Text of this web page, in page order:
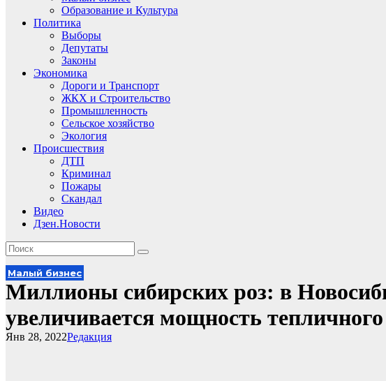
Образование и Культура
Политика
Выборы
Депутаты
Законы
Экономика
Дороги и Транспорт
ЖКХ и Строительство
Промышленность
Сельское хозяйство
Экология
Происшествия
ДТП
Криминал
Пожары
Скандал
Видео
Дзен.Новости
Малый бизнес
Миллионы сибирских роз: в
увеличивается мощность тепличного
Редакция
Янв 28, 2022